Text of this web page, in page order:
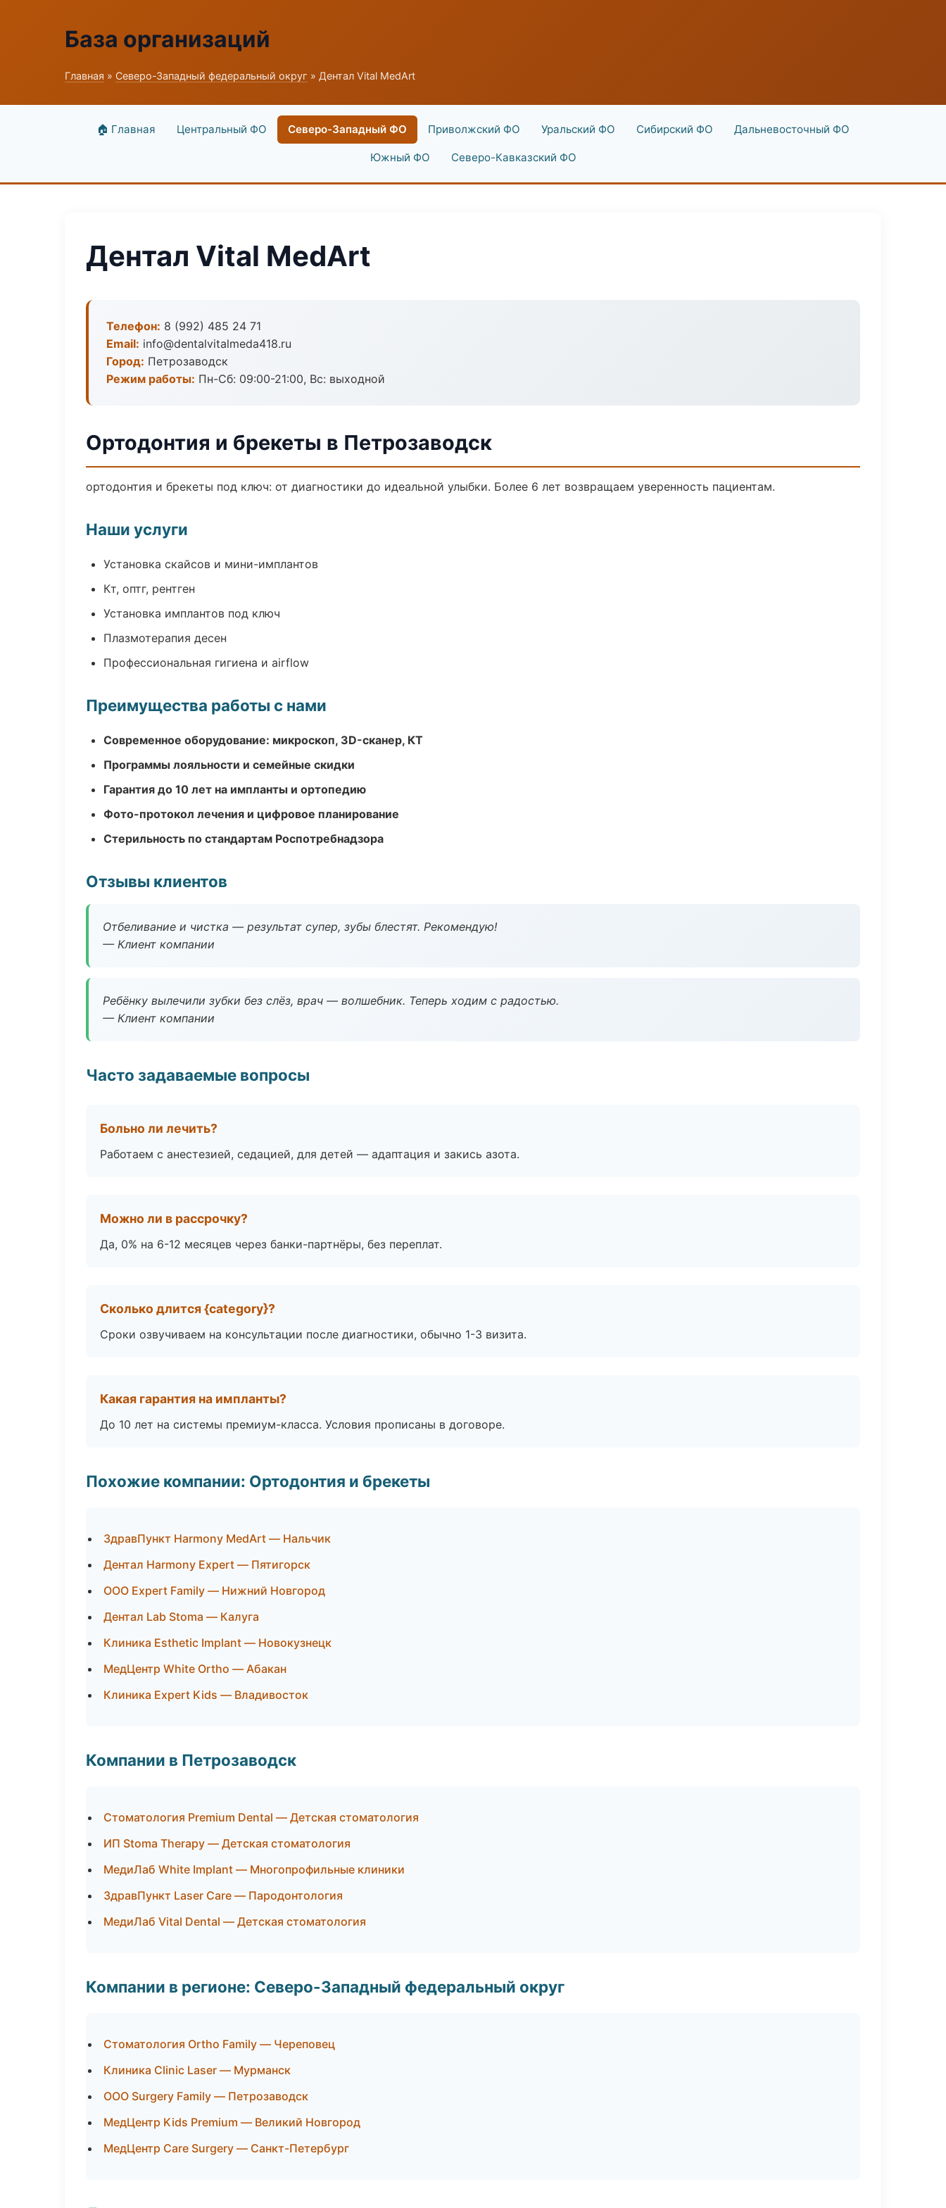
База организаций
Главная » Северо-Западный федеральный округ » Дентал Vital MedArt
🏠 Главная Центральный ФО Северо-Западный ФО Приволжский ФО Уральский ФО Сибирский ФО Дальневосточный ФО
Южный ФО Северо-Кавказский ФО
Дентал Vital MedArt
Телефон: 8 (992) 485 24 71
Email: info@dentalvitalmeda418.ru
Город: Петрозаводск
Режим работы: Пн-Сб: 09:00-21:00, Вс: выходной
Ортодонтия и брекеты в Петрозаводск
ортодонтия и брекеты под ключ: от диагностики до идеальной улыбки. Более 6 лет возвращаем уверенность пациентам.
Наши услуги
Установка скайсов и мини-имплантов
Кт, оптг, рентген
Установка имплантов под ключ
Плазмотерапия десен
Профессиональная гигиена и airflow
Преимущества работы с нами
Современное оборудование: микроскоп, 3D-сканер, КТ
Программы лояльности и семейные скидки
Гарантия до 10 лет на импланты и ортопедию
Фото-протокол лечения и цифровое планирование
Стерильность по стандартам Роспотребнадзора
Отзывы клиентов
Отбеливание и чистка — результат супер, зубы блестят. Рекомендую!
— Клиент компании
Ребёнку вылечили зубки без слёз, врач — волшебник. Теперь ходим с радостью.
— Клиент компании
Часто задаваемые вопросы
Больно ли лечить?
Работаем с анестезией, седацией, для детей — адаптация и закись азота.
Можно ли в рассрочку?
Да, 0% на 6-12 месяцев через банки-партнёры, без переплат.
Сколько длится {category}?
Сроки озвучиваем на консультации после диагностики, обычно 1-3 визита.
Какая гарантия на импланты?
До 10 лет на системы премиум-класса. Условия прописаны в договоре.
Похожие компании: Ортодонтия и брекеты
ЗдравПункт Harmony MedArt — Нальчик
Дентал Harmony Expert — Пятигорск
ООО Expert Family — Нижний Новгород
Дентал Lab Stoma — Калуга
Клиника Esthetic Implant — Новокузнецк
МедЦентр White Ortho — Абакан
Клиника Expert Kids — Владивосток
Компании в Петрозаводск
Стоматология Premium Dental — Детская стоматология
ИП Stoma Therapy — Детская стоматология
МедиЛаб White Implant — Многопрофильные клиники
ЗдравПункт Laser Care — Пародонтология
МедиЛаб Vital Dental — Детская стоматология
Компании в регионе: Северо-Западный федеральный округ
Стоматология Ortho Family — Череповец
Клиника Clinic Laser — Мурманск
ООО Surgery Family — Петрозаводск
МедЦентр Kids Premium — Великий Новгород
МедЦентр Care Surgery — Санкт-Петербург